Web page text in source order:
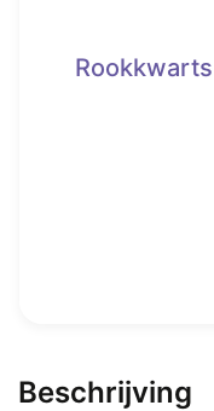
Beschrijving